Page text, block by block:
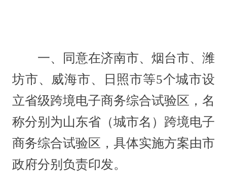
一、同意在济南市、烟台市、潍
坊市、威海市、日照市等5个城市设
立省级跨境电子商务综合试验区，名
称分别为山东省（城市名）跨境电子
商务综合试验区，具体实施方案由市
政府分别负责印发。